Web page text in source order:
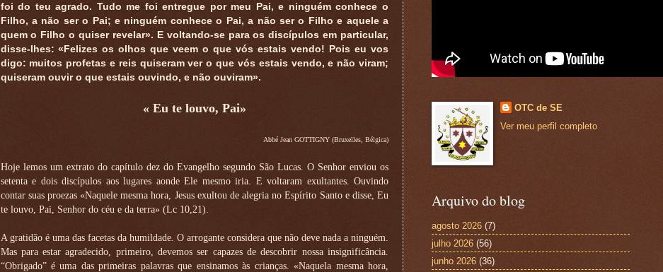
foi do teu agrado. Tudo me foi entregue por meu Pai, e ninguém conhece o
Filho, a não ser o Pai; e ninguém conhece o Pai, a não ser o Filho e aquele a
quem o Filho o quiser revelar». E voltando-se para os discípulos em particular,
disse-lhes: «Felizes os olhos que veem o que vós estais vendo! Pois eu vos
digo: muitos profetas e reis quiseram ver o que vós estais vendo, e não viram;
quiseram ouvir o que estais ouvindo, e não ouviram».
« Eu te louvo, Pai»
Abbé Jean GOTTIGNY (Bruxelles, Bélgica)
Hoje lemos um extrato do capítulo dez do Evangelho segundo São Lucas. O Senhor enviou os
setenta e dois discípulos aos lugares aonde Ele mesmo iria. E voltaram exultantes. Ouvindo
contar suas proezas «Naquele mesma hora, Jesus exultou de alegria no Espírito Santo e disse, Eu
te louvo, Pai, Senhor do céu e da terra» (Lc 10,21).
A gratidão é uma das facetas da humildade. O arrogante considera que não deve nada a ninguém.
Mas para estar agradecido, primeiro, devemos ser capazes de descobrir nossa insignificância.
“Obrigado” é uma das primeiras palavras que ensinamos às crianças. «Naquela mesma hora,
OTC de SE
Ver meu perfil completo
Arquivo do blog
agosto 2026 (7)
julho 2026 (56)
junho 2026 (36)